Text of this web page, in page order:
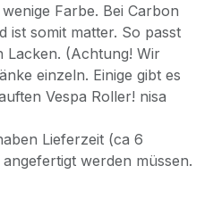
Farbe. Bei Carbon
ist somit matter. So passt
Lacken. (Achtung! Wir
einzeln. Einige gibt es
Vespa Roller! nisa
Lieferzeit (ca 6
werden müssen.